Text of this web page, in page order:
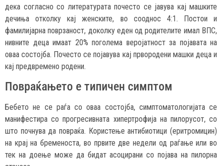
дека согласно со литературата почесто се јавува кај машките
дечиња отколку кај женските, во сооднос 4:1. Постои и
фамилијарна поврзаност, доколку еден од родителите имал ВПС,
нивните деца имаат 20% поголема веројатност за појавата на
оваа состојба. Почесто се појавува кај првородени машки деца и
кај предвремено родени.
Повраќањето е типичен симптом
Бебето не се раѓа со оваа состојба, симптоматологијата се
манифестира со прогресивната хипертрофија на пилорусот, со
што почнува да повраќа. Користење антибиотици (еритромицин)
на крај на бременоста, во првите две недели од раѓање или во
тек на доење може да бидат асоцирани со појава на пилорна